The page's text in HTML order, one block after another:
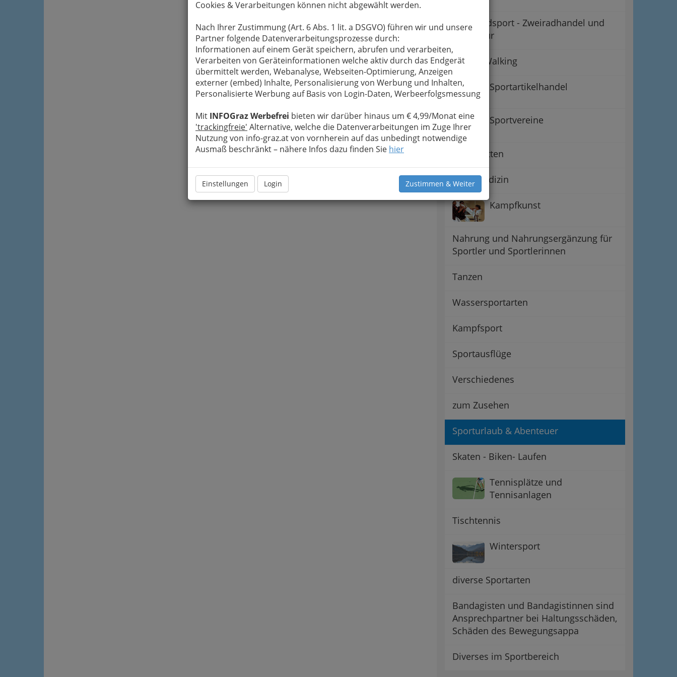
Cookies & Verarbeitungen können nicht abgewählt werden.
Nach Ihrer Zustimmung (Art. 6 Abs. 1 lit. a DSGVO) führen wir und unsere
Partner folgende Datenverarbeitungsprozesse durch:
Informationen auf einem Gerät speichern, abrufen und verarbeiten,
Verarbeiten von Geräteinformationen welche aktiv durch das Endgerät
übermittelt werden, Webanalyse, Webseiten-Optimierung, Anzeigen
externer (embed) Inhalte, Personalisierung von Werbung und Inhalten,
Personalisierte Werbung auf Basis von Login-Daten, Werbeerfolgsmessung
Mit INFOGraz Werbefrei bieten wir darüber hinaus um € 4,99/Monat eine
'trackingfreie' Alternative, welche die Datenverarbeitungen im Zuge Ihrer
Nutzung von info-graz.at von vornherein auf das unbedingt notwendige
Ausmaß beschränkt – nähere Infos dazu finden Sie hier
Einstellungen Login Zustimmen & Weiter
Motorradsport - Zweiradhandel und
Reparatur
Nordic Walking
Sportartikelhandel
Sportvereine
Sportwetten
Sportmedizin
Kampfkunst
Nahrung und Nahrungsergänzung für
Sportler und Sportlerinnen
Tanzen
Wassersportarten
Kampfsport
Sportausflüge
Verschiedenes
zum Zusehen
Sporturlaub & Abenteuer
Skaten - Biken- Laufen
Tennisplätze und
Tennisanlagen
Tischtennis
Wintersport
diverse Sportarten
Bandagisten und Bandagistinnen sind
Ansprechpartner bei Haltungsschäden,
Schäden des Bewegungsappa
Diverses im Sportbereich